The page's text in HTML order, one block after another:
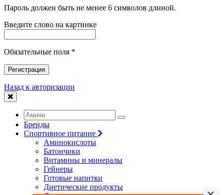
Пароль должен быть не менее 6 символов длиной.
Введите слово на картинке
Обязательные поля *
Регистрация
Назад к авторизации
Бренды
Спортивное питание
Аминокислоты
Батончики
Витамины и минералы
Гейнеры
Готовые напитки
Диетические продукты